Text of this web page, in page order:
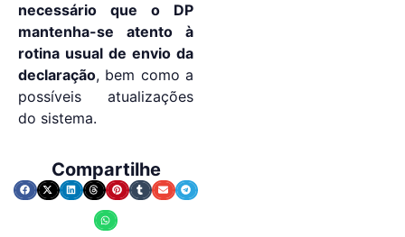
necessário que o DP
mantenha-se atento à
rotina usual de envio da
declaração, bem como a
possíveis atualizações
do sistema.
Compartilhe